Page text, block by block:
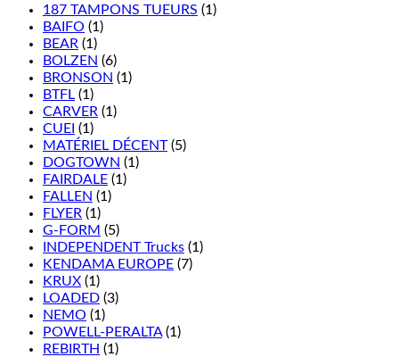
187 TAMPONS TUEURS (1)
BAIFO (1)
BEAR (1)
BOLZEN (6)
BRONSON (1)
BTFL (1)
CARVER (1)
CUEI (1)
MATÉRIEL DÉCENT (5)
DOGTOWN (1)
FAIRDALE (1)
FALLEN (1)
FLYER (1)
G-FORM (5)
INDEPENDENT Trucks (1)
KENDAMA EUROPE (7)
KRUX (1)
LOADED (3)
NEMO (1)
POWELL-PERALTA (1)
REBIRTH (1)